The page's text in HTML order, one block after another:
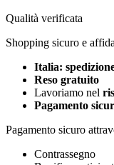
Qualità verificata
Shopping sicuro e
Italia:
Reso gratuito
Lavoriamo nel
Pagamento
Pagamento sicuro
Contrassegno